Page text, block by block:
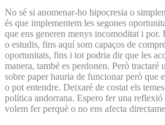
No sé si anomenar-ho hipocresia o
és que implementem les segones
que ens generen menys incomoditat i por.
o estudis, fins aquí som capaços de
oportunitats, fins i tot podria dir que les
manera, també es perdonen. Però tractaré
sobre paper hauria de funcionar però que
o pot entendre. Deixaré de costat els
política andorrana. Espero fer una reflexió
volem fer perquè o no ens afecta